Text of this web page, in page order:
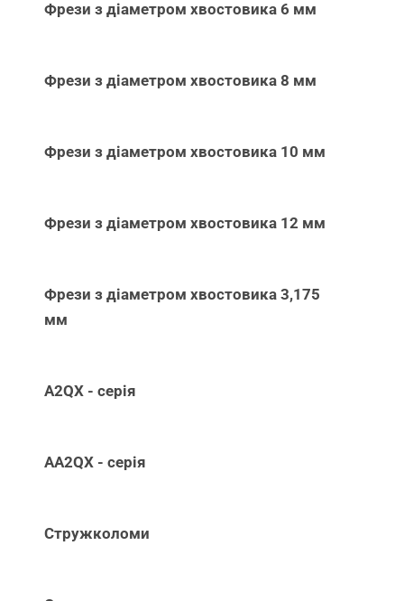
Фрези з діаметром хвостовика 6 мм
Фрези з діаметром хвостовика 8 мм
Фрези з діаметром хвостовика 10 мм
Фрези з діаметром хвостовика 12 мм
Фрези з діаметром хвостовика 3,175
мм
A2QX - серія
AA2QX - серія
Стружколоми